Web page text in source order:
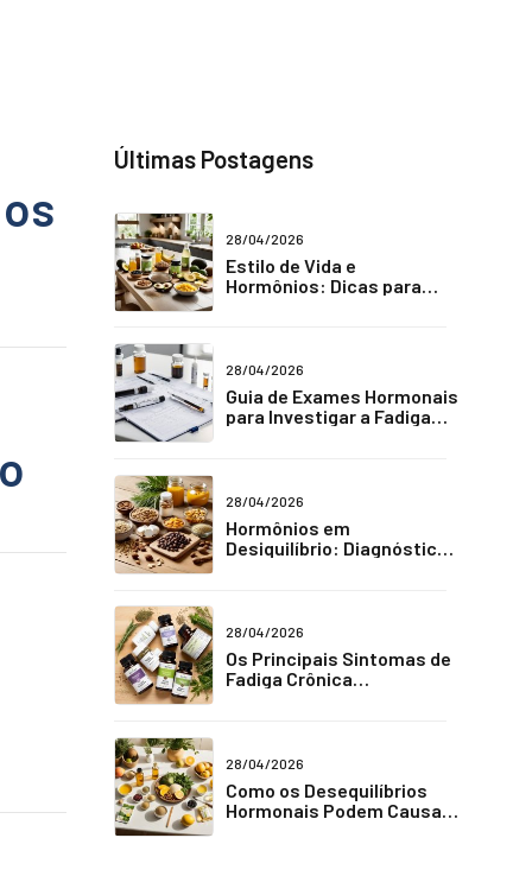
Últimas Postagens
28/04/2026
Estilo de Vida e
Hormônios: Dicas para
28/04/2026
Guia de Exames Hormonais
para Investigar a Fadiga
28/04/2026
Hormônios em
Desiquilíbrio: Diagnóstico
28/04/2026
Os Principais Sintomas de
Fadiga Crônica
28/04/2026
Como os Desequilíbrios
Hormonais Podem Causar